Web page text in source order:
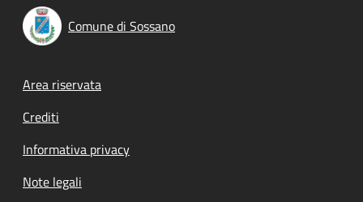
Comune di Sossano
Footer menu
Area riservata
Crediti
Informativa privacy
Note legali